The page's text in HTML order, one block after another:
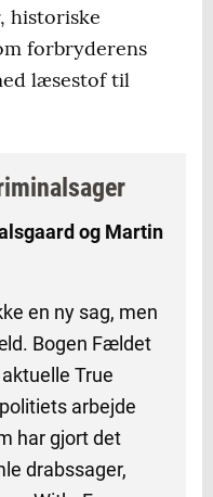
historiske
forbryderens
læsestof til
og Martin
en ny sag, men
Bogen Fældet
True
arbejde
har gjort det
drabssager,